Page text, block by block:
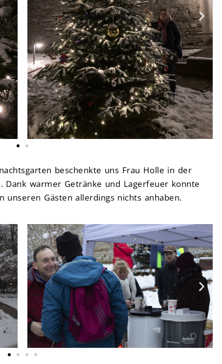
beschenkte uns Frau Holle in der
Dank warmer Getränke und Lagerfeuer konnte
Gästen allerdings nichts anhaben.